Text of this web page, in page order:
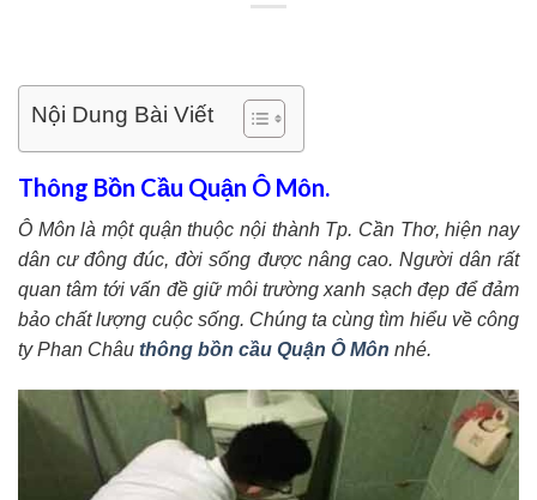
Nội Dung Bài Viết
Thông Bồn Cầu Quận Ô Môn.
Ô Môn là một quận thuộc nội thành Tp. Cần Thơ, hiện nay
dân cư đông đúc, đời sống được nâng cao. Người dân rất
quan tâm tới vấn đề giữ môi trường xanh sạch đẹp để đảm
bảo chất lượng cuộc sống. Chúng ta cùng tìm hiểu về công
ty Phan Châu thông bồn cầu Quận Ô Môn nhé.